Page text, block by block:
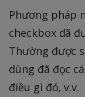
Phương pháp
checkbox đã
Thường được
dùng đã đọc
điều gì đó, v.v.